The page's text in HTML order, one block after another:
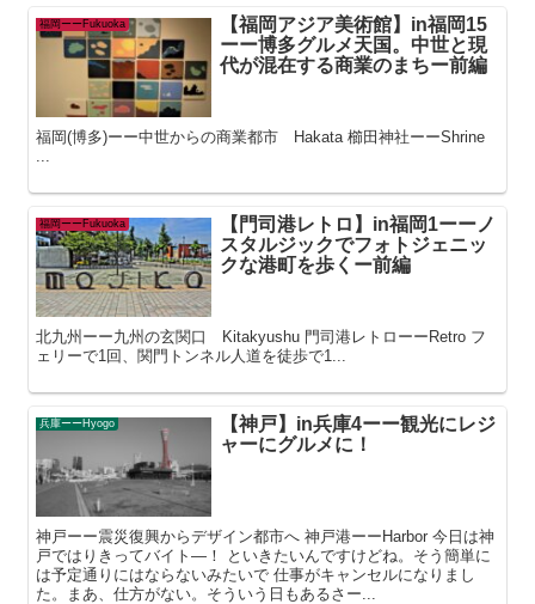
福岡ーーFukuoka
【福岡アジア美術館】in福岡15
ーー博多グルメ天国。中世と現
代が混在する商業のまちー前編
福岡(博多)ーー中世からの商業都市 Hakata 櫛田神社ーーShrine
福岡ーーFukuoka
【門司港レトロ】in福岡1ーーノ
スタルジックでフォトジェニッ
クな港町を歩くー前編
北九州ーー九州の玄関口 Kitakyushu 門司港レトローーRetro フ
ェリーで1回、関門トンネル人道を徒歩で1...
兵庫ーーHyogo
【神戸】in兵庫4ーー観光にレジ
ャーにグルメに！
神戸ーー震災復興からデザイン都市へ 神戸港ーーHarbor 今日は神
戸ではりきってバイト―！ といきたいんですけどね。そう簡単に
は予定通りにはならないみたいで 仕事がキャンセルになりまし
た。まあ、仕方がない。そういう日もあるさー...